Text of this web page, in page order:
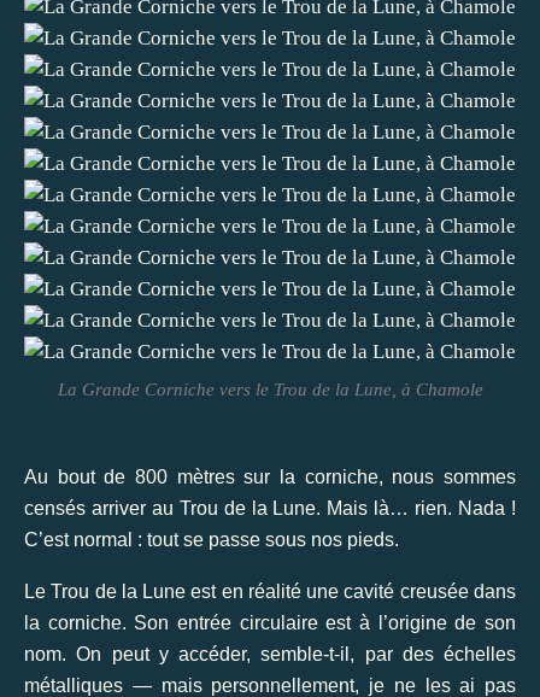
La Grande Corniche vers le Trou de la Lune, à Chamole
Au bout de 800 mètres sur la corniche, nous sommes
censés arriver au Trou de la Lune. Mais là… rien. Nada !
C’est normal : tout se passe sous nos pieds.
Le Trou de la Lune est en réalité une cavité creusée dans
la corniche. Son entrée circulaire est à l’origine de son
nom. On peut y accéder, semble-t-il, par des échelles
métalliques — mais personnellement, je ne les ai pas